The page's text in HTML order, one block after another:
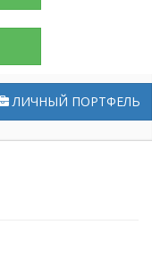
ЛИЧНЫЙ ПОРТФЕЛЬ